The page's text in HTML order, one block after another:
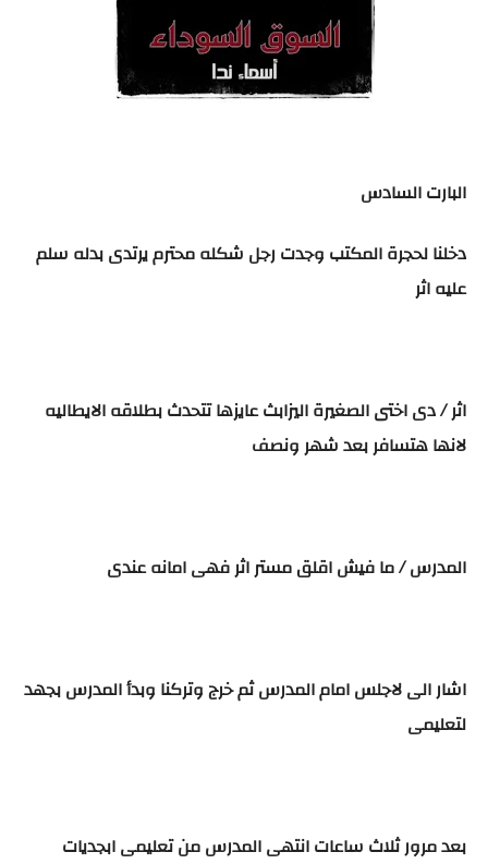
البارت السادس
دخلنا لحجرة المكتب وجدت رجل شكله محترم يرتدى بدله سلم
عليه اثر
اثر / دى اختى الصغيرة اليزابث عايزها تتحدث بطلاقه الايطاليه
لانها هتسافر بعد شهر ونصف
المدرس / ما فيش اقلق مستر اثر فهى امانه عندى
اشار الى لاجلس امام المدرس ثم خرج وتركنا وبدأ المدرس بجهد
لتعليمى
بعد مرور ثلاث ساعات انتهى المدرس من تعليمى ابجديات